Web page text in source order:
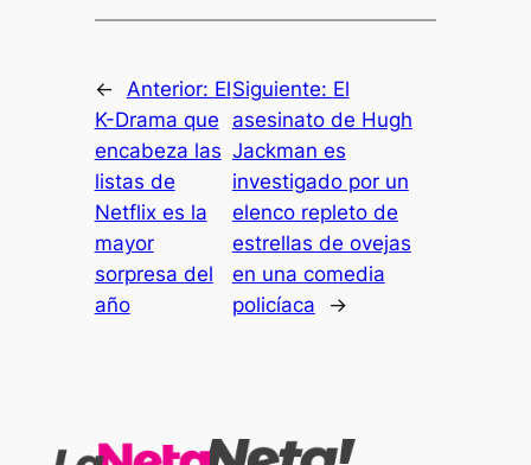
← Anterior: El
K-Drama que
encabeza las
listas de
Netflix es la
mayor
sorpresa del
año
Siguiente: El
asesinato de Hugh
Jackman es
investigado por un
elenco repleto de
estrellas de ovejas
en una comedia
policíaca
→